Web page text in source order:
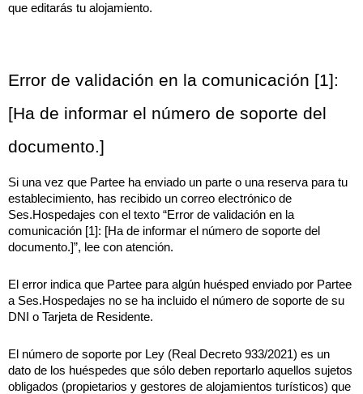
que editarás tu alojamiento.
Error de validación en la comunicación [1]:
[Ha de informar el número de soporte del
documento.]
Si una vez que Partee ha enviado un parte o una reserva para tu
establecimiento, has recibido un correo electrónico de
Ses.Hospedajes con el texto “Error de validación en la
comunicación [1]: [Ha de informar el número de soporte del
documento.]”, lee con atención.
El error indica que Partee para algún huésped enviado por Partee
a Ses.Hospedajes no se ha incluido el número de soporte de su
DNI o Tarjeta de Residente.
El número de soporte por Ley (Real Decreto 933/2021) es un
dato de los huéspedes que sólo deben reportarlo aquellos sujetos
obligados (propietarios y gestores de alojamientos turísticos) que